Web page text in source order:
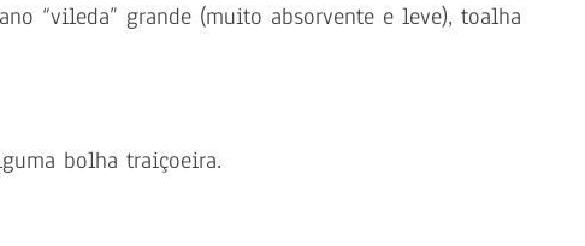
“vileda” grande (muito absorvente e leve), toalha
bolha traiçoeira.